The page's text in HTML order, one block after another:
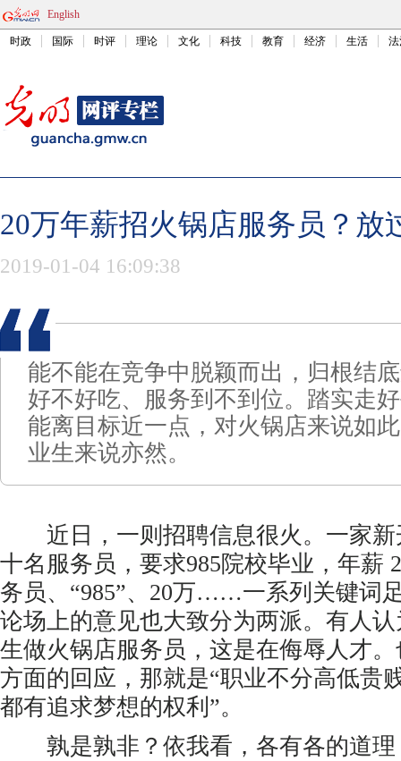
English
时政 国际 时评 理论 文化 科技 教育 经济 生活
20万年薪招火锅店服务员？放
2019-01-04 16:09:38
能不能在竞争中脱颖而出，归根结
好不好吃、服务到不到位。踏实走
能离目标近一点，对火锅店来说如
业生来说亦然。
近日，一则招聘信息很火。一家新
十名服务员，要求985院校毕业，年薪
务员、“985”、20万……一系列关键词
论场上的意见也大致分为两派。有人认
生做火锅店服务员，这是在侮辱人才
方面的回应，那就是“职业不分高低贵
都有追求梦想的权利”。
孰是孰非？依我看，各有各的道理